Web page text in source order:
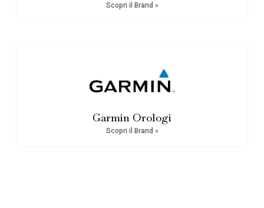
Scopri il Brand »
Garmin Orologi
Scopri il Brand »